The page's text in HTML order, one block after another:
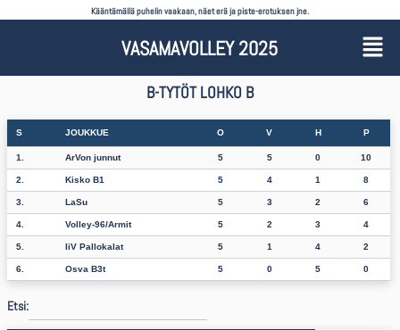
Kääntämällä puhelin vaakaan, näet erä ja piste-erotuksen jne.
VASAMAVOLLEY 2025
B-TYTÖT LOHKO B
S JOUKKUE O V H P
1. ArVon junnut 5 5 0 10
2. Kisko B1 5 4 1 8
3. LaSu 5 3 2 6
4. Volley-96/Armit 5 2 3 4
5. IiV Pallokalat 5 1 4 2
6. Osva B3t 5 0 5 0
Etsi: